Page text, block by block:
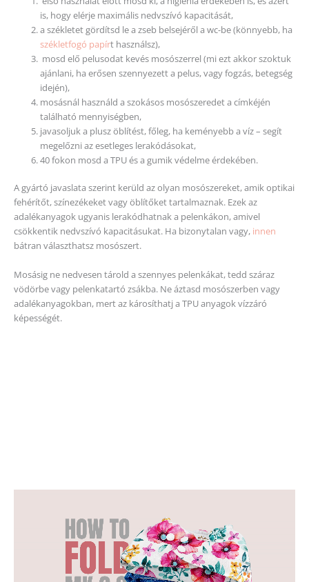
is, hogy elérje maximális nedvszívó kapacitását,
a székletet gördítsd le a zseb belsejéről a wc-be (könnyebb, ha
székletfogó papírt használsz),
mosd elő pelusodat kevés mosószerrel (mi ezt akkor szoktuk
ajánlani, ha erősen szennyezett a pelus, vagy fogzás, betegség
idején),
mosásnál használd a szokásos mosószeredet a címkéjén
található mennyiségben,
javasoljuk a plusz öblítést, főleg, ha keményebb a víz – segít
megelőzni az esetleges lerakódásokat,
40 fokon mosd a TPU és a gumik védelme érdekében.
A gyártó javaslata szerint kerüld az olyan mosószereket, amik optikai
fehérítőt, színezékeket vagy öblítőket tartalmaznak. Ezek az
adalékanyagok ugyanis lerakódhatnak a pelenkákon, amivel
csökkentik nedvszívó kapacitásukat. Ha bizonytalan vagy, innen
bátran választhatsz mosószert.
Mosásig ne nedvesen tárold a szennyes pelenkákat, tedd száraz
vödörbe vagy pelenkatartó zsákba. Ne áztasd mosószerben vagy
adalékanyagokban, mert az károsíthatj a TPU anyagok vízzáró
képességét.